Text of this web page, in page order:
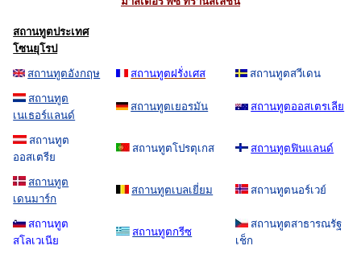
สถานทูตประเทศ
โซนยุโรป
สถานทูตอังกฤษ สถานทูตฝรั่งเศส สถานทูตสวีเดน
สถานทูต
เนเธอร์แลนด์
สถานทูตเยอรมัน สถานทูตออสเตรเลีย
สถานทูต
ออสเตรีย
สถานทูตโปรตุเกส สถานทูตฟินแลนด์
สถานทูต
เดนมาร์ก
สถานทูตเบลเยี่ยม สถานทูตนอร์เวย์
สถานทูต
สโลเวเนีย
สถานทูตกรีซ
สถานทูตสาธารณรัฐ
เช็ก